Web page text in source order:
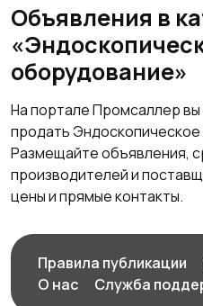
Объявления в
оборудование»
На портале Промсаллер
продать
Размещайте объявления,
производителей и
цены и прямые контакты.
Правила публикации
О нас
Служба